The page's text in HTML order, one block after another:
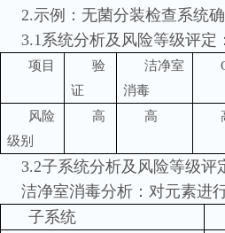
2.示例：无菌分装检查系统
3.1系统分析及风险等级评定：
项目
验
证
洁净室
消毒
风险
级别
高 高
3.2子系统分析及风险等级评
洁净室消毒分析：对元素进
子系统